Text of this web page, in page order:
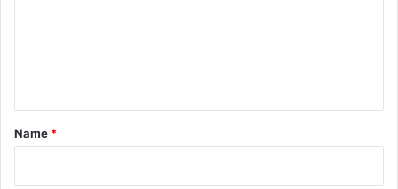
*
Name *